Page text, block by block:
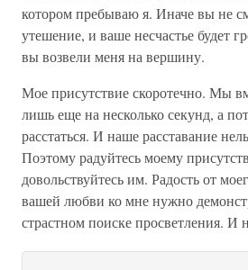
котором пребываю я. Иначе вы не
утешение, и ваше несчастье будет
вы возвели меня на вершину.
Мое присутствие скоротечно. Мы
лишь еще на несколько секунд, а
расстаться. И наше расставание
Поэтому радуйтесь моему
довольствуйтесь им. Радость от
вашей любви ко мне нужно
страстном поиске просветления. И